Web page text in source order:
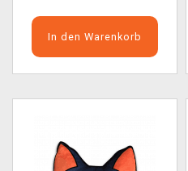
In den Warenkorb